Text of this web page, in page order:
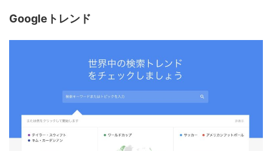
Googleトレンド